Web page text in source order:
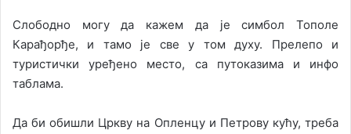
Слободно могу да кажем да је симбол Тополе
Карађорђе, и тамо је све у том духу. Прелепо и
туристички уређено место, са путоказима и инфо
таблама.
Да би обишли Цркву на Опленцу и Петрову кућу, треба